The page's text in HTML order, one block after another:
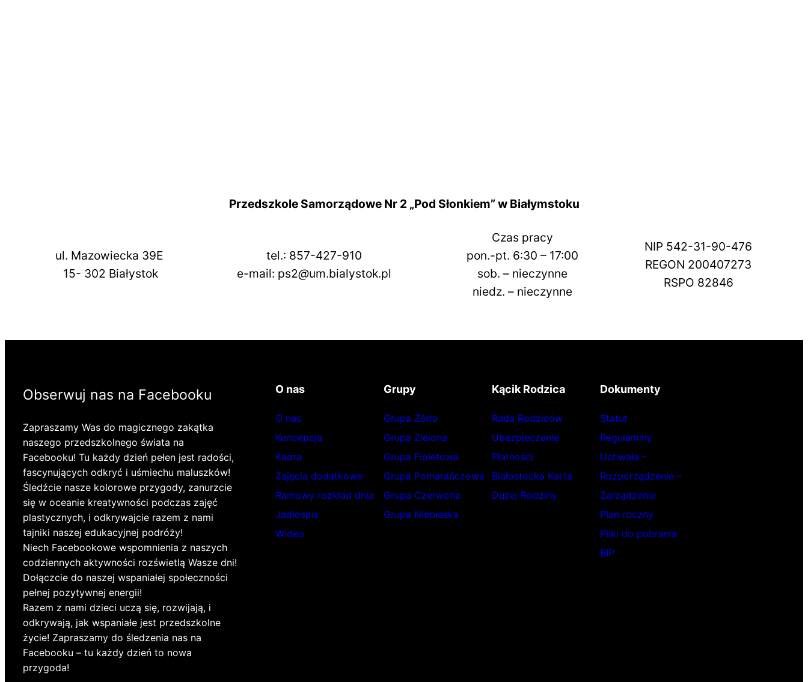
Przedszkole Samorządowe Nr 2 „Pod Słonkiem” w Białymstoku
ul. Mazowiecka 39E
15- 302 Białystok
tel.: 857-427-910
e-mail: ps2@um.bialystok.pl
Czas pracy
pon.-pt. 6:30 – 17:00
sob. – nieczynne
niedz. – nieczynne
NIP 542-31-90-476
REGON 200407273
RSPO 82846
Obserwuj nas na Facebooku
Zapraszamy Was do magicznego zakątka
naszego przedszkolnego świata na
Facebooku! Tu każdy dzień pełen jest radości,
fascynujących odkryć i uśmiechu maluszków!
Śledźcie nasze kolorowe przygody, zanurzcie
się w oceanie kreatywności podczas zajęć
plastycznych, i odkrywajcie razem z nami
tajniki naszej edukacyjnej podróży!
Niech Facebookowe wspomnienia z naszych
codziennych aktywności rozświetlą Wasze dni!
Dołączcie do naszej wspaniałej społeczności
pełnej pozytywnej energii!
Razem z nami dzieci uczą się, rozwijają, i
odkrywają, jak wspaniałe jest przedszkolne
życie! Zapraszamy do śledzenia nas na
Facebooku – tu każdy dzień to nowa
przygoda!
O nas
O nas
Koncepcja
Kadra
Zajęcia dodatkowe
Ramowy rozkład dnia
Jadłospis
Wideo
Grupy
Grupa Żółta
Grupa Zielona
Grupa Fioletowa
Grupa Pomarańczowa
Grupa Czerwona
Grupa Niebieska
Kącik Rodzica
Rada Rodziców
Ubezpieczenie
Płatności
Białostocka Karta
Dużej Rodziny
Dokumenty
Statut
Regulaminy
Uchwała –
Rozporządzenie –
Zarządzenie
Plan roczny
Pliki do pobrania
BIP